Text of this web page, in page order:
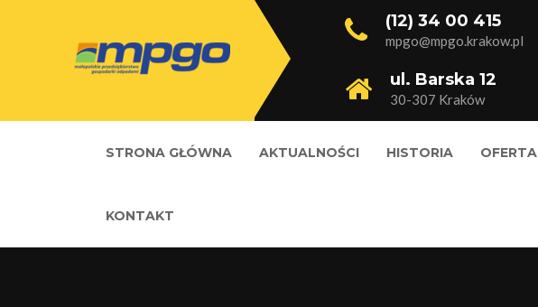
(12) 34 00 415
mpgo@mpgo.krakow.pl
ul. Barska 12
30-307 Kraków
STRONA GŁÓWNA AKTUALNOŚCI HISTORIA OFERTA
KONTAKT